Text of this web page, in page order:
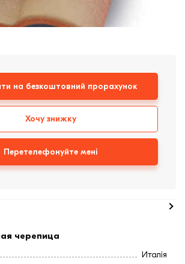
плитка
суміші
на безкоштовний прорахунок
Хочу знижку
Перетелефонуйте мені
черепица
Италія